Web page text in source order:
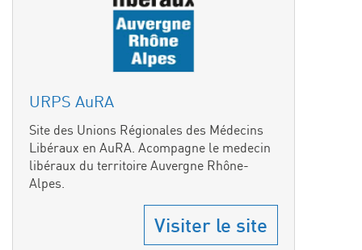
URPS AuRA
Site des Unions Régionales des Médecins
Libéraux en AuRA. Acompagne le medecin
libéraux du territoire Auvergne Rhône-
Alpes.
Visiter le site